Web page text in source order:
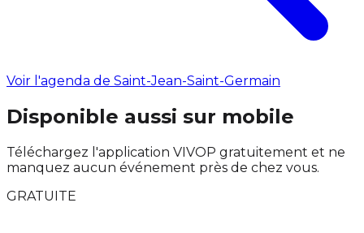
Voir l'agenda de Saint-Jean-Saint-Germain
Disponible aussi sur mobile
Téléchargez l'application VIVOP gratuitement et ne
manquez aucun événement près de chez vous.
GRATUITE